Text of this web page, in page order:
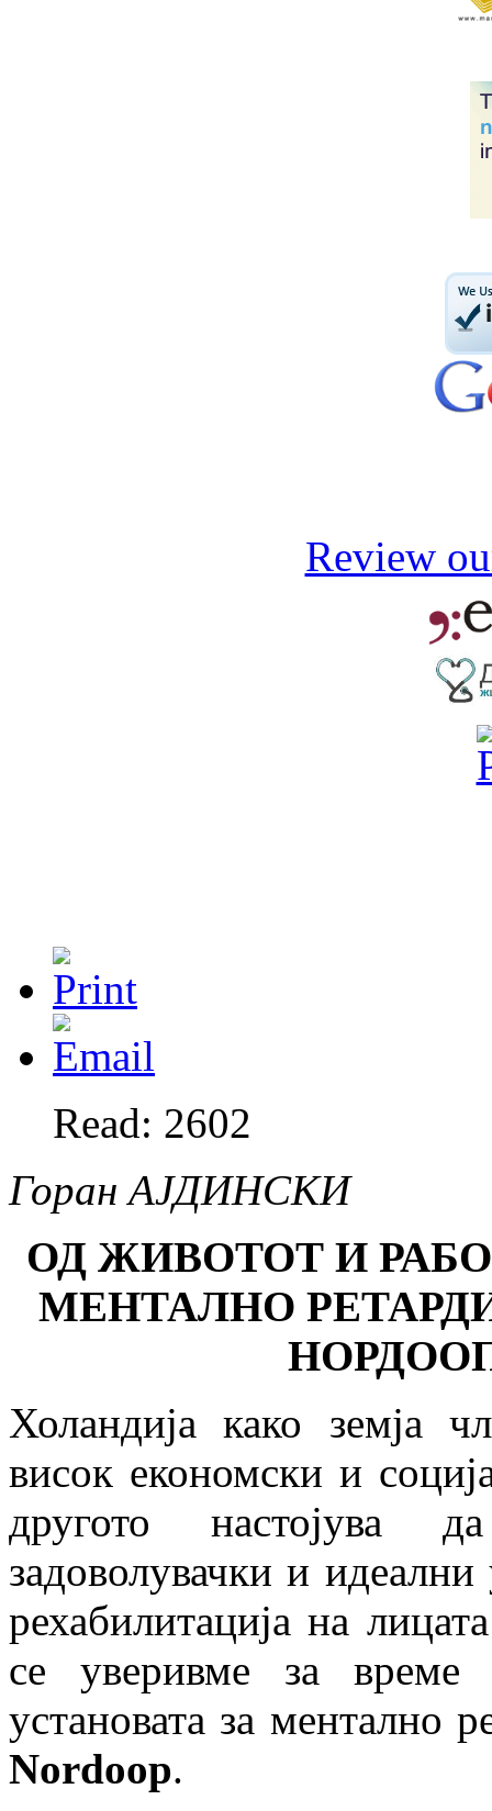
Review
Read: 2602
Горан АЈДИНСКИ
ОД ЖИВОТОТ И
МЕНТАЛНО
Холандија како земја
висок економски и
другото настојува
задоволувачки и
рехабилитација на
се уверивме за време
установата за ментално
Nordoop.